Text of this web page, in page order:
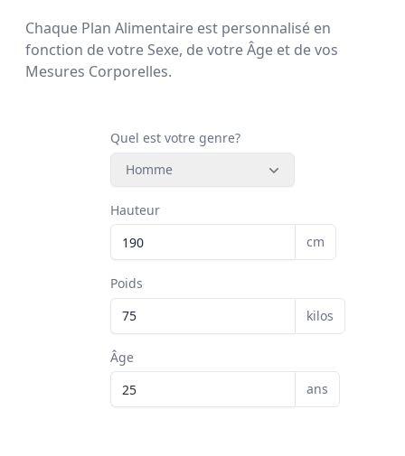
Chaque Plan Alimentaire est personnalisé en
fonction de votre Sexe, de votre Âge et de vos
Mesures Corporelles.
Quel est votre genre?
Homme
Hauteur
cm
Poids
kilos
Âge
ans